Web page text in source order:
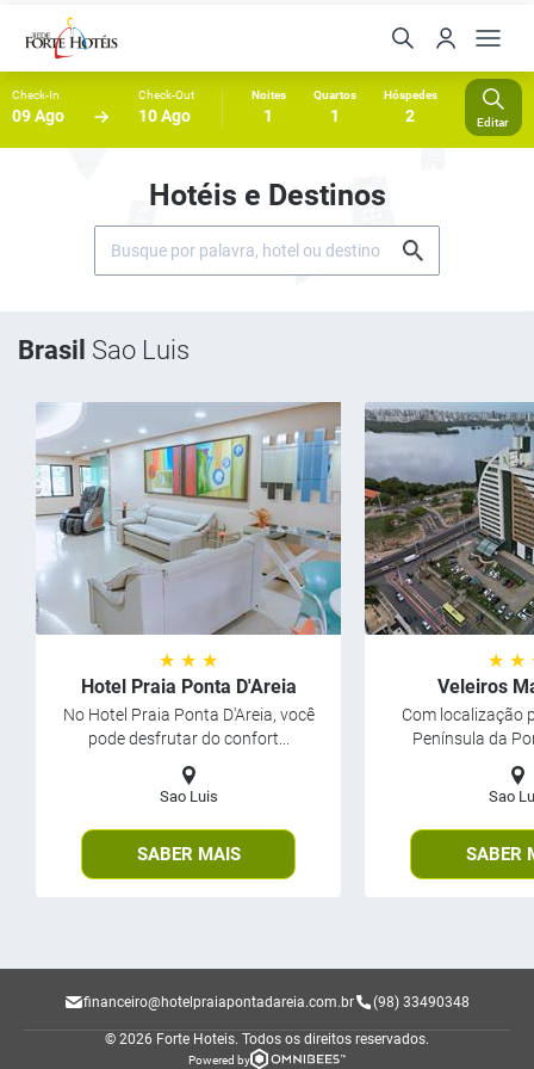
Check-In
09 Ago
Check-Out
10 Ago
Noites
1
Quartos
1
Hóspedes
2 Editar
Hotéis e Destinos
Brasil Sao Luis
★ ★ ★
Hotel Praia Ponta D'Areia
No Hotel Praia Ponta D'Areia, você
pode desfrutar do confort...
Sao Luis
SABER MAIS
★ ★
Veleiros
Com localização
Península da
Sao
SABER
financeiro@hotelpraiapontadareia.com.br (98) 33490348
© 2026 Forte Hoteis. Todos os direitos reservados.
Powered by